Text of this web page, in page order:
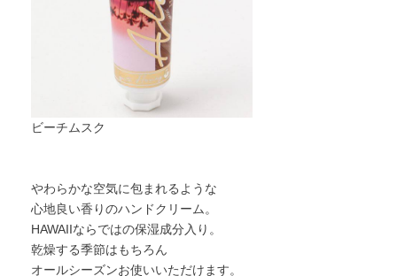
ビーチムスク
やわらかな空気に包まれるような
心地良い香りのハンドクリーム。
HAWAIIならではの保湿成分入り。
乾燥する季節はもちろん
オールシーズンお使いいただけます。